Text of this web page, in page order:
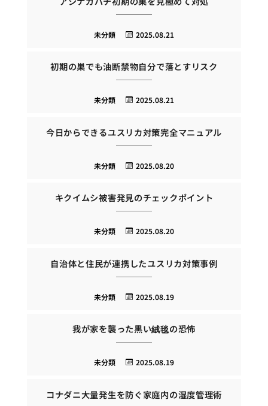
2025.08.21
未分類
初期の巣でも油断禁物自分で落とすリスク
2025.08.21
未分類
今日からできるユスリカ対策完全マニュアル
2025.08.20
未分類
キクイムシ被害発見のチェックポイント
2025.08.20
未分類
自治体と住民が連携したユスリカ対策事例
2025.08.19
未分類
我が家を襲った黒い絨毯の恐怖
2025.08.19
未分類
コナダニ大量発生を防ぐ家庭内の湿度管理術